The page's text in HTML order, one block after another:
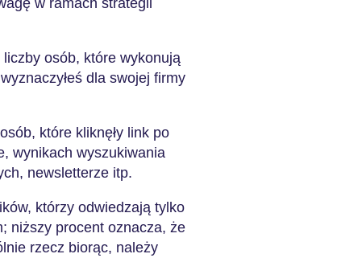
osób, które wykonują
dla swojej firmy
które kliknęły link po
wynikach wyszukiwania
newsletterze itp.
którzy odwiedzają tylko
niższy procent oznacza, że
rzecz biorąc, należy